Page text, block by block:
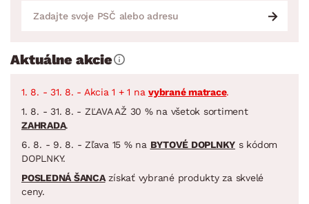
Aktuálne akcie
1. 8. - 31. 8. - Akcia 1 + 1 na vybrané matrace.
1. 8. - 31. 8. - ZĽAVA AŽ 30 % na všetok sortiment
ZAHRADA.
6. 8. - 9. 8. - Zľava 15 % na BYTOVÉ DOPLNKY s kódom
DOPLNKY.
POSLEDNÁ ŠANCAzískať vybrané produkty za skvelé
ceny.